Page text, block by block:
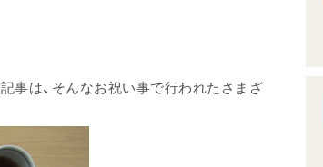
事は、そんなお祝い事で行われたさまざ